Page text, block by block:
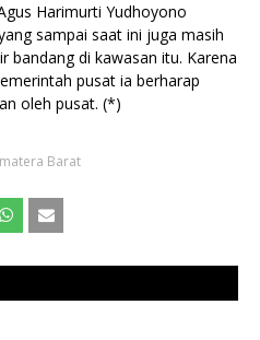
Harimurti Yudhoyono
sampai saat ini juga masih
bandang di kawasan itu. Karena
pusat ia berharap
oleh pusat. (*)
Barat